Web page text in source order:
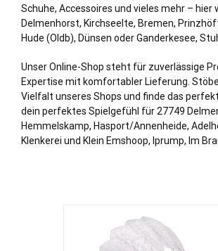
Schuhe, Accessoires und vieles mehr – hier
Delmenhorst, Kirchseelte, Bremen,
Hude (Oldb), Dünsen oderGanderkesee,
Unser Online-Shop steht für zuverlässige
Expertise mit komfortabler Lieferung.
Vielfalt unseres Shops und finde das
dein perfektes Spielgefühl für 27749
Hemmelskamp, Hasport/Annenheide,
Klenkerei und Klein Emshoop, Iprump, Im